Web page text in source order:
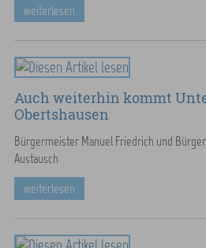
weiterlesen
Auch weiterhin kommt
Obertshausen
Bürgermeister Manuel Friedrich und
Austausch
weiterlesen